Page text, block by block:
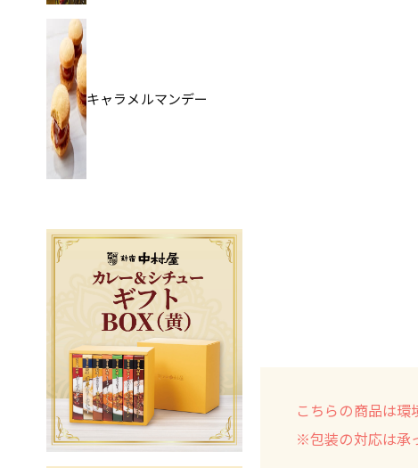
キャラメルマンデー
こちらの商品は環
※包装の対応は承